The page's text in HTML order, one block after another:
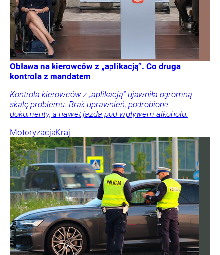
Obława na kierowców z „aplikacją”. Co druga
kontrola z mandatem
Kontrola kierowców z „aplikacją” ujawniła ogromną
skalę problemu. Brak uprawnień, podrobione
dokumenty, a nawet jazda pod wpływem alkoholu.
MotoryzacjaKraj